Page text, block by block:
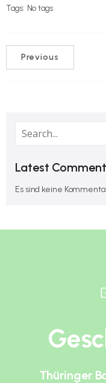
Tags: No tags
Previous
Latest
Es sind keine
Thüringer